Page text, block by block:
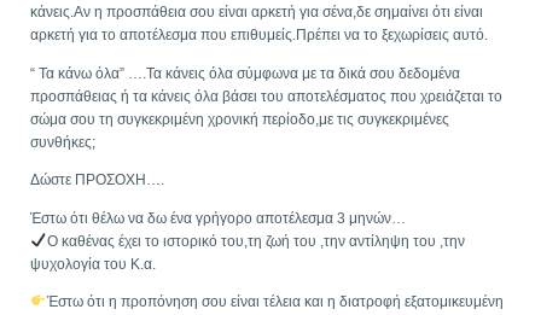
κάνεις.Αν η προσπάθεια σου είναι αρκετή για σένα,δε σημαίνει ότι είναι
αρκετή για το αποτέλεσμα που επιθυμείς.Πρέπει να το ξεχωρίσεις αυτό.
“ Τα κάνω όλα” ….Τα κάνεις όλα σύμφωνα με τα δικά σου δεδομένα
προσπάθειας ή τα κάνεις όλα βάσει του αποτελέσματος που χρειάζεται το
σώμα σου τη συγκεκριμένη χρονική περίοδο,με τις συγκεκριμένες
συνθήκες;
Δώστε ΠΡΟΣΟΧΗ….
Έστω ότι θέλω να δω ένα γρήγορο αποτέλεσμα 3 μηνών…
Ο καθένας έχει το ιστορικό του,τη ζωή του ,την αντίληψη του ,την
ψυχολογία του Κ.α.
Έστω ότι η προπόνηση σου είναι τέλεια και η διατροφή εξατομικευμένη